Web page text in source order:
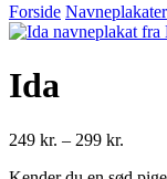
Forside Navneplakater
Ida
249 kr. – 299 kr.